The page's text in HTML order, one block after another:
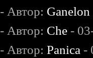
- Автор: Ganelon
- Автор: Che -
- Автор:Panica -